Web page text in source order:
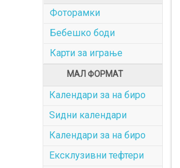
Фоторамки
Бебешко боди
Карти за играње
МАЛ ФОРМАТ
Календари за на биро
Ѕидни календари
Календари за на биро
Ексклузивни тефтери